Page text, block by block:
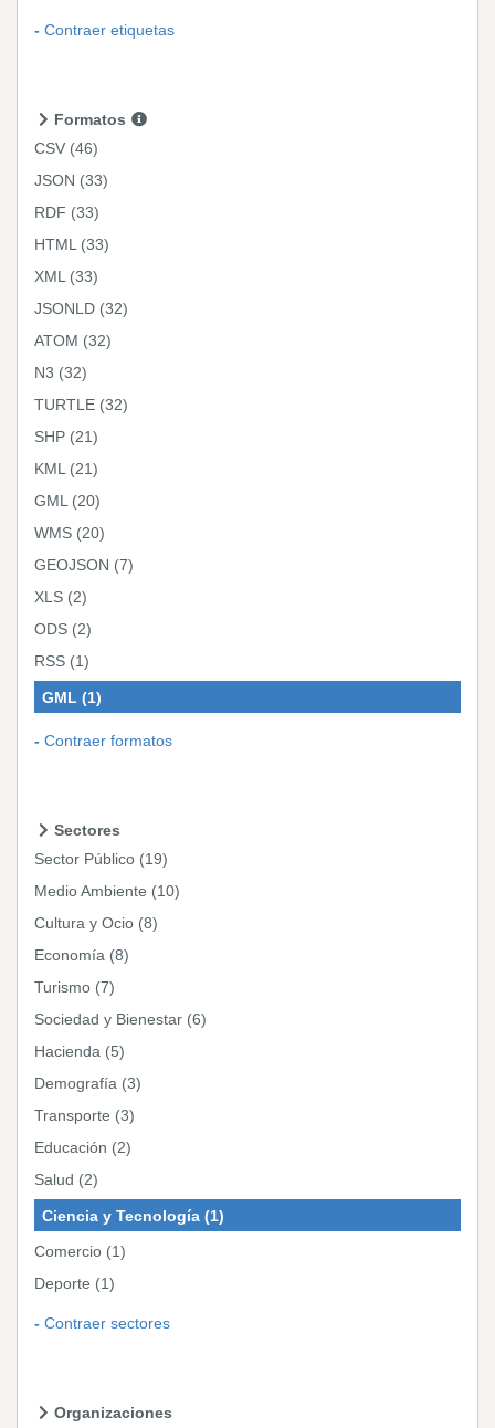
Contraer etiquetas
Formatos
CSV (46)
JSON (33)
RDF (33)
HTML (33)
XML (33)
JSONLD (32)
ATOM (32)
N3 (32)
TURTLE (32)
SHP (21)
KML (21)
GML (20)
WMS (20)
GEOJSON (7)
XLS (2)
ODS (2)
RSS (1)
GML (1)
Contraer formatos
Sectores
Sector Público (19)
Medio Ambiente (10)
Cultura y Ocio (8)
Economía (8)
Turismo (7)
Sociedad y Bienestar (6)
Hacienda (5)
Demografía (3)
Transporte (3)
Educación (2)
Salud (2)
Ciencia y Tecnología (1)
Comercio (1)
Deporte (1)
Contraer sectores
Organizaciones